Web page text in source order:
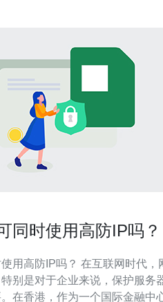
同时使用高防IP吗？
在互联网时代，网络安
别是对于企业来说，保护服务
在香港，作为一个国际金融中